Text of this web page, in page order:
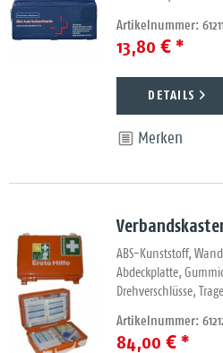
Artikelnummer:
13,80 € *
DETAILS
Merken
ABS-Kunststoff,
Abdeckplatte,
Drehverschlüsse,
Artikelnummer:
84,00 € *